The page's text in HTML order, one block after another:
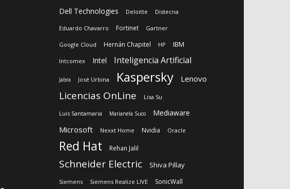
Dell Technologies Deloitte Distecna
Eduardo Chavarro Fortinet Gartner
Google Cloud Hernán Chapitel HP IBM
Intcomex Intel Inteligencia Artificial
Jabra José Urbina Kaspersky Lenovo
Licencias OnLine Lisa Su
Luis Santamaria Marianela Suco Mediaware
Microsoft Nexxt Home Nvidia Oracle
Red Hat Rehan Jalil
Schneider Electric Shiva Pillay
Siemens Siemens Realize LIVE SonicWall